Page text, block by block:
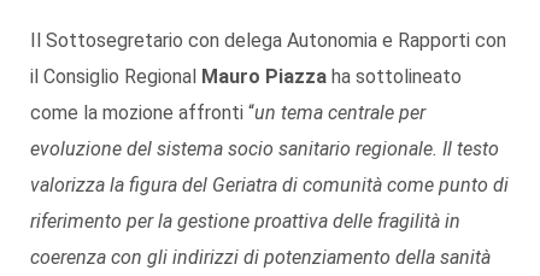
Il Sottosegretario con delega Autonomia e Rapporti con
il Consiglio Regional Mauro Piazza ha sottolineato
come la mozione affronti “un tema centrale per
evoluzione del sistema socio sanitario regionale. Il testo
valorizza la figura del Geriatra di comunità come punto di
riferimento per la gestione proattiva delle fragilità in
coerenza con gli indirizzi di potenziamento della sanità